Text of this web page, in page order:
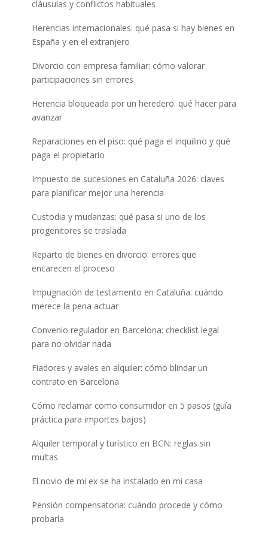
cláusulas y conflictos habituales
Herencias internacionales: qué pasa si hay bienes en
España y en el extranjero
Divorcio con empresa familiar: cómo valorar
participaciones sin errores
Herencia bloqueada por un heredero: qué hacer para
avanzar
Reparaciones en el piso: qué paga el inquilino y qué
paga el propietario
Impuesto de sucesiones en Cataluña 2026: claves
para planificar mejor una herencia
Custodia y mudanzas: qué pasa si uno de los
progenitores se traslada
Reparto de bienes en divorcio: errores que
encarecen el proceso
Impugnación de testamento en Cataluña: cuándo
merece la pena actuar
Convenio regulador en Barcelona: checklist legal
para no olvidar nada
Fiadores y avales en alquiler: cómo blindar un
contrato en Barcelona
Cómo reclamar como consumidor en 5 pasos (guía
práctica para importes bajos)
Alquiler temporal y turístico en BCN: reglas sin
multas
El novio de mi ex se ha instalado en mi casa
Pensión compensatoria: cuándo procede y cómo
probarla